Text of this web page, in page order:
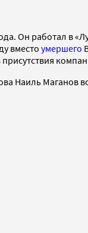
Он работал в
вместо умершего
Наиль Маганов